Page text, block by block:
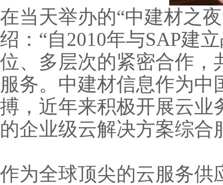
在当天举办的“中建材之
绍：“自2010年与SAP建
位、多层次的紧密合作，
服务。中建材信息作为
搏，近年来积极开展云业
的企业级云解决方案综合
作为全球顶尖的云服务供